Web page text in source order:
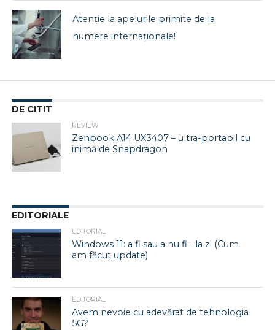
Atenție la apelurile primite de la
numere internaționale!
DE CITIT
REVIEW
Zenbook A14 UX3407 – ultra-portabil cu
inimă de Snapdragon
EDITORIALE
EDITORIAL
Windows 11: a fi sau a nu fi… la zi (Cum
am făcut update)
EDITORIAL
Avem nevoie cu adevărat de tehnologia
5G?